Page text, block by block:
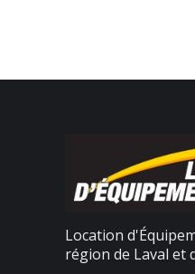
Location
région de Laval et